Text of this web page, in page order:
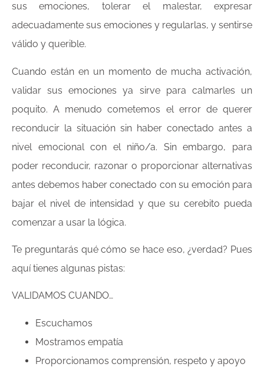
sus emociones, tolerar el malestar, expresar
adecuadamente sus emociones y regularlas, y sentirse
válido y querible.
Cuando están en un momento de mucha activación,
validar sus emociones ya sirve para calmarles un
poquito. A menudo cometemos el error de querer
reconducir la situación sin haber conectado antes a
nivel emocional con el niño/a. Sin embargo, para
poder reconducir, razonar o proporcionar alternativas
antes debemos haber conectado con su emoción para
bajar el nivel de intensidad y que su cerebito pueda
comenzar a usar la lógica.
Te preguntarás qué cómo se hace eso, ¿verdad? Pues
aquí tienes algunas pistas:
VALIDAMOS CUANDO…
Escuchamos
Mostramos empatía
Proporcionamos comprensión, respeto y apoyo